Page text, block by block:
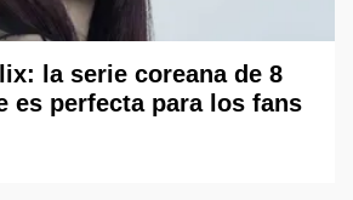
la serie coreana de 8
es perfecta para los fans